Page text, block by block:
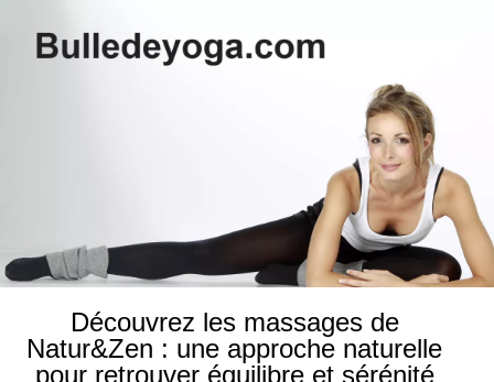
Découvrez les massages de
Natur&Zen : une approche naturelle
pour retrouver équilibre et sérénité